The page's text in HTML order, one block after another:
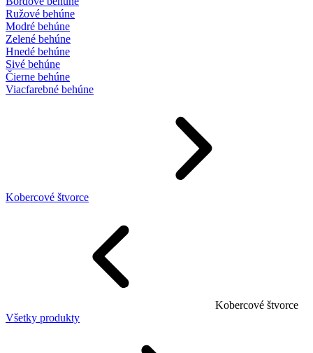
Ružové behúne
Modré behúne
Zelené behúne
Hnedé behúne
Sivé behúne
Čierne behúne
Viacfarebné behúne
Kobercové štvorce
Kobercové štvorce
Všetky produkty